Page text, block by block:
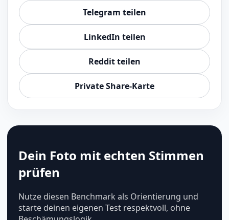
Telegram teilen
LinkedIn teilen
Reddit teilen
Private Share-Karte
Dein Foto mit echten Stimmen
prüfen
Nutze diesen Benchmark als Orientierung und
starte deinen eigenen Test respektvoll, ohne